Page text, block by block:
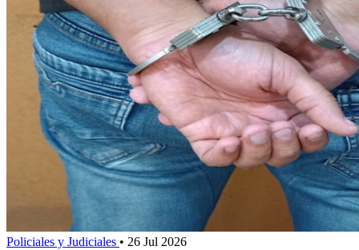
Policiales y Judiciales • 26 Jul 2026